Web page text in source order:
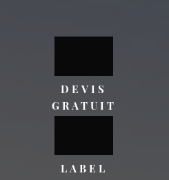
DEVIS
GRATUIT
LABEL